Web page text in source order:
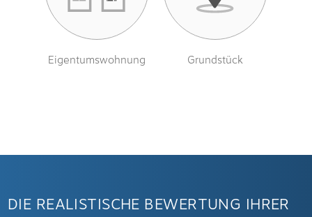
Eigentumswohnung Grundstück
DIE REALISTISCHE BEWERTUNG IHRER